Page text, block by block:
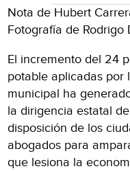
Nota de Hubert
Fotografía de Rodrigo
El incremento del 24
potable aplicadas por
municipal ha
la dirigencia estatal
disposición de los
abogados para
que lesiona la